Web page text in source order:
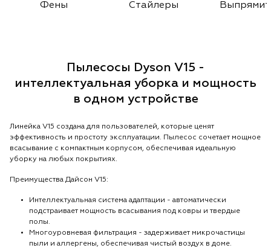
Фены Стайлеры
Пылесосы Dyson V15 -
интеллектуальная уборка и мощность
в одном устройстве
Линейка V15 создана для пользователей, которые ценят
эффективность и простоту эксплуатации. Пылесос сочетает мощное
всасывание с компактным корпусом, обеспечивая идеальную
уборку на любых покрытиях.
Преимущества Дайсон V15:
Интеллектуальная система адаптации - автоматически
подстраивает мощность всасывания под ковры и твердые
полы.
Многоуровневая фильтрация - задерживает микрочастицы
пыли и аллергены, обеспечивая чистый воздух в доме.